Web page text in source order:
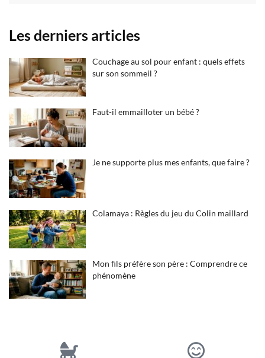
Les derniers articles
Couchage au sol pour enfant : quels effets
sur son sommeil ?
Faut-il emmailloter un bébé ?
Je ne supporte plus mes enfants, que faire ?
Colamaya : Règles du jeu du Colin maillard
Mon fils préfère son père : Comprendre ce
phénomène